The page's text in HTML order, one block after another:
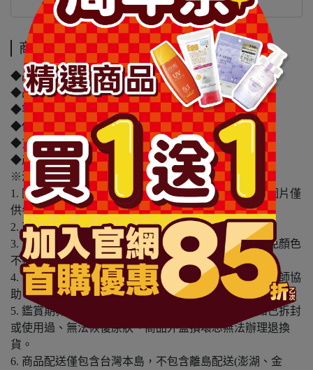
商品介紹 規格說明
商品介紹
◆品牌名稱：莉婕
◆品名：莉婕頂級奶霜泡沫染髮劑 1 知性魅力米棕
◆容量/規格：1入
◆保存期限(天)：1095天
◆貨源：公司貨
◆產地：日本
※溫馨提醒：
1. 因電腦螢幕設定及個人觀感之差異，本賣場之商品圖片僅
供參考，依實際收到商品為準。
2. 商品包裝會有新舊轉換期，依實際收到商品為準。
3. 商品下訂前，建議實際試色、試用後再行購買，避免顏色
不符或肌膚不適等症狀。
4. 商品使用後若出現不適或非預期反應，請尋求專業醫師協
助。
5. 鑑賞期非試用期，本產品屬於私人消耗性產品，如已拆封
或使用過、無法恢復原狀、商品外盒損壞恕無法辦理退換
貨。
6. 商品配送僅包含台灣本島，不包含離島配送(澎湖、金